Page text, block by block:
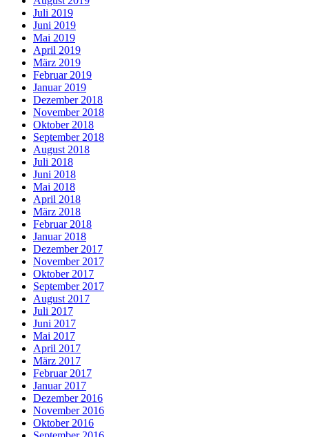
Juli 2019
Juni 2019
Mai 2019
April 2019
März 2019
Februar 2019
Januar 2019
Dezember 2018
November 2018
Oktober 2018
September 2018
August 2018
Juli 2018
Juni 2018
Mai 2018
April 2018
März 2018
Februar 2018
Januar 2018
Dezember 2017
November 2017
Oktober 2017
September 2017
August 2017
Juli 2017
Juni 2017
Mai 2017
April 2017
März 2017
Februar 2017
Januar 2017
Dezember 2016
November 2016
Oktober 2016